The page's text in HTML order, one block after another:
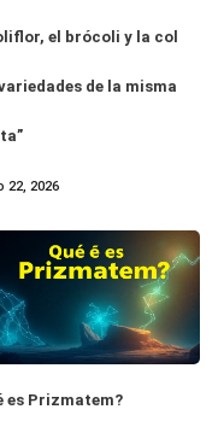
el brócoli y la col
de la misma
22, 2026
es Prizmatem?